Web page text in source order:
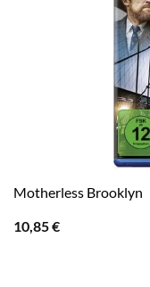
Motherless Brooklyn
10,85€